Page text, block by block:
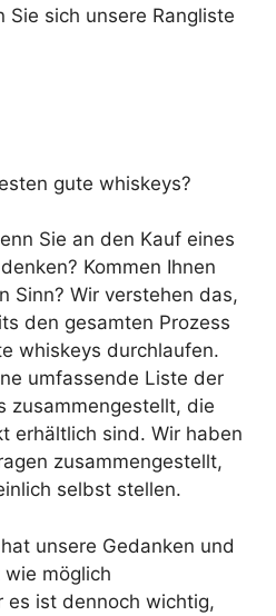
sich unsere Rangliste
gute whiskeys?
Sie an den Kauf eines
Kommen Ihnen
Sinn? Wir verstehen das,
den gesamten Prozess
whiskeys durchlaufen.
umfassende Liste der
zusammengestellt, die
erhältlich sind. Wir haben
zusammengestellt,
selbst stellen.
unsere Gedanken und
wie möglich
es ist dennoch wichtig,